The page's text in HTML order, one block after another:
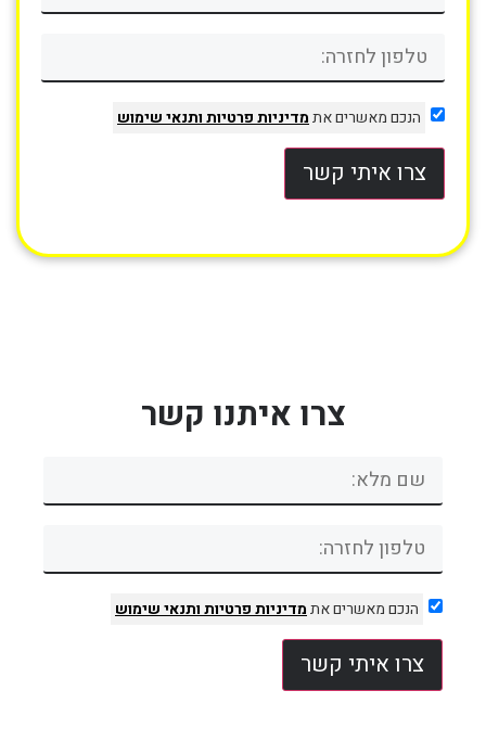
הנכם מאשרים אתמדיניות פרטיותותנאי שימוש
צרו איתי קשר
צרו איתנו קשר
הנכם מאשרים אתמדיניות פרטיותותנאי שימוש
צרו איתי קשר